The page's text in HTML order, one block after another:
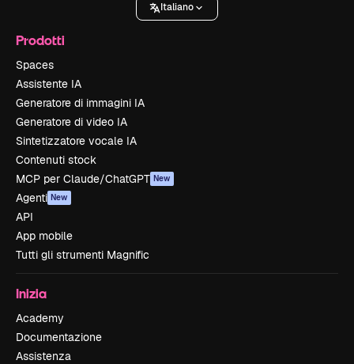
Italiano
Prodotti
Spaces
Assistente IA
Generatore di immagini IA
Generatore di video IA
Sintetizzatore vocale IA
Contenuti stock
MCP per Claude/ChatGPT New
Agenti New
API
App mobile
Tutti gli strumenti Magnific
Inizia
Academy
Documentazione
Assistenza